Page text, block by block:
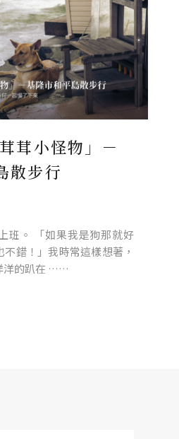
茸小怪物」－
散步行
班。 「如果我是狗那就好
錯！」我時常這樣想著，
洋的趴在 ……